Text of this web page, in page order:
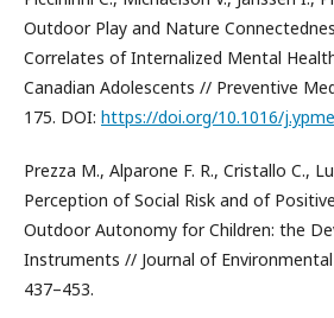
Outdoor Play and Nature
Correlates of Internalized Mental
Canadian Adolescents // Preventive
175. DOI: https://doi.org/10.1016/
Prezza M., Alparone F. R., Cristallo C.,
Perception of Social Risk and of
Outdoor Autonomy for Children: the
Instruments // Journal of Environmental
437–453.